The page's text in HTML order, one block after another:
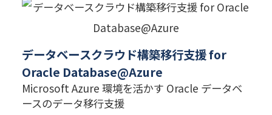
データベースクラウド構築移行支援 for
Oracle Database@Azure
Microsoft Azure 環境を活かす Oracle データベ
ースのデータ移行支援